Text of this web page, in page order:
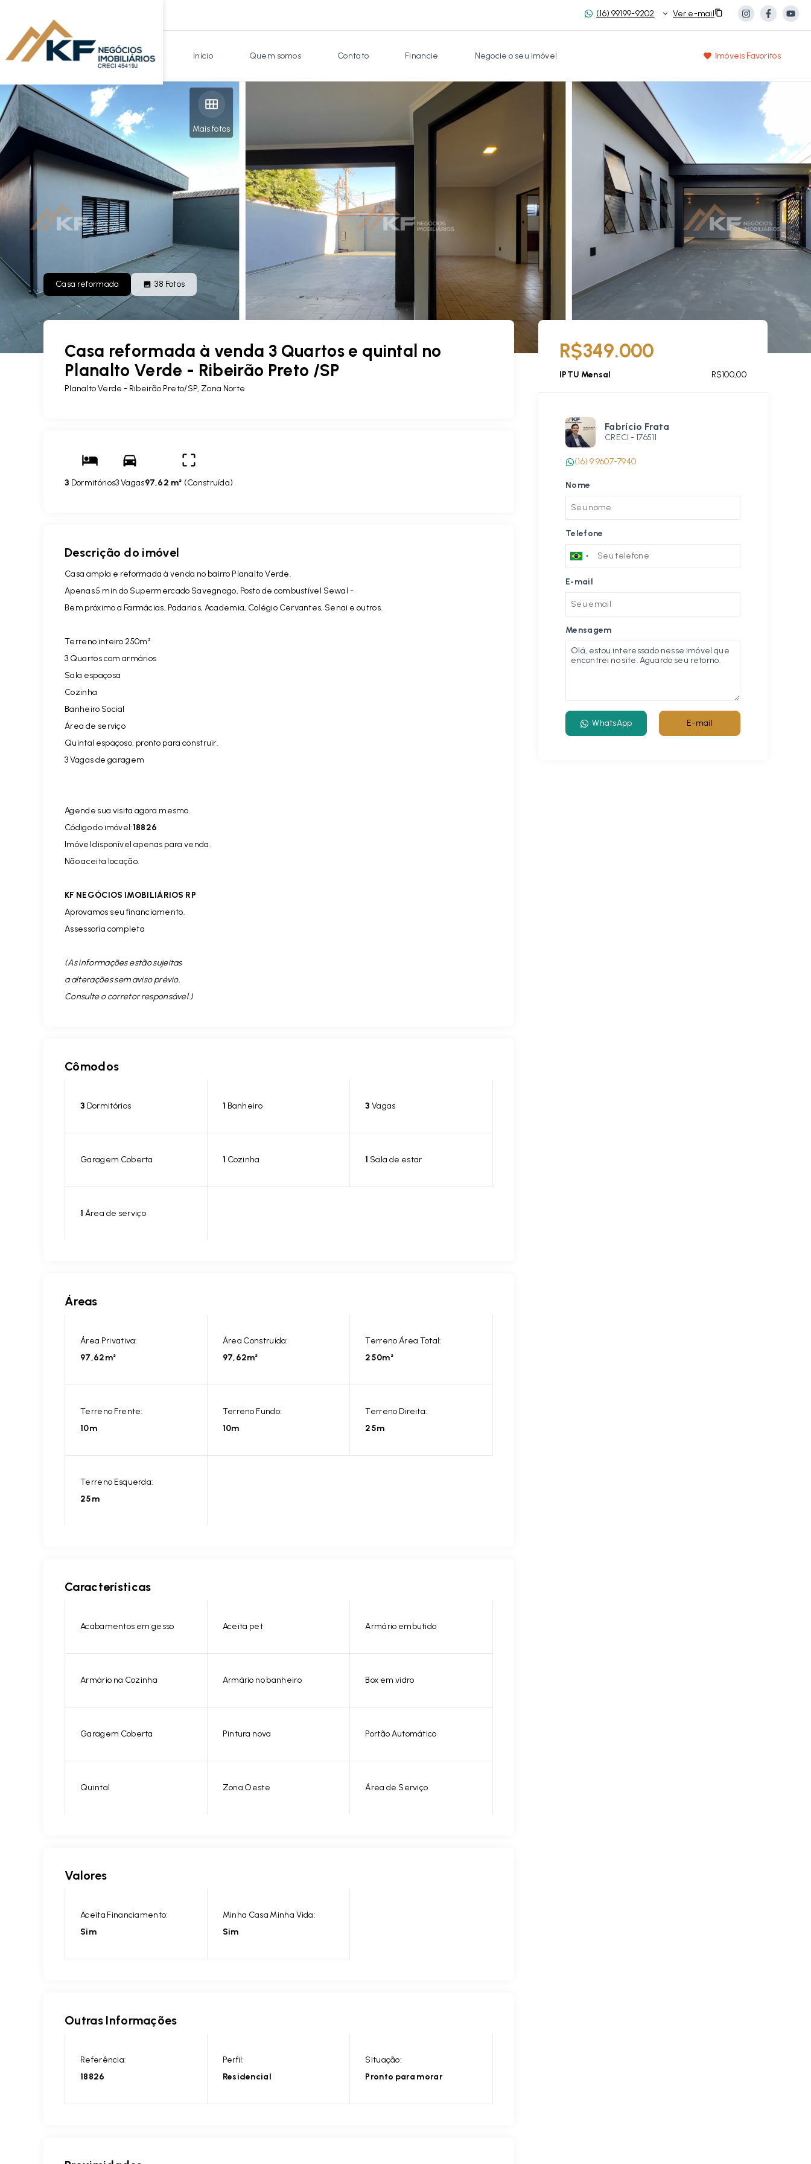
(16) 99199-9202 Ver e-mail
Início Quem somos Contato Financie Negocie o seu imóvel Imóveis Favoritos
Mais fotos
Casa reformada 38 Fotos
Casa reformada à venda 3 Quartos e quintal no
Planalto Verde - Ribeirão Preto /SP
Planalto Verde - Ribeirão Preto/SP, Zona Norte
3 Dormitórios3 Vagas97,62 m² (Construída)
Descrição do imóvel
Casa ampla e reformada à venda no bairro Planalto Verde.
Apenas 5 min do Supermercado Savegnago, Posto de combustível Sewal -
Bem próximo a Farmácias, Padarias, Academia, Colégio Cervantes, Senai e outros.
Terreno inteiro 250m²
3 Quartos com armários
Sala espaçosa
Cozinha
Banheiro Social
Área de serviço
Quintal espaçoso, pronto para construir.
3 Vagas de garagem
Agende sua visita agora mesmo.
Código do imóvel:18826
Imóvel disponível apenas para venda.
Não aceita locação.
KF NEGÓCIOS IMOBILIÁRIOS RP
Aprovamos seu financiamento.
Assessoria completa
(As informações estão sujeitas
a alterações sem aviso prévio.
Consulte o corretor responsável. )
Cômodos
3 Dormitórios 1 Banheiro 3 Vagas
Garagem Coberta 1 Cozinha 1 Sala de estar
1 Área de serviço
Áreas
Área Privativa:
97,62m²
Área Construída:
97,62m²
Terreno Área Total:
250m²
Terreno Frente:
10m
Terreno Fundo:
10m
Terreno Direita:
25m
Terreno Esquerda:
25m
Características
Acabamentos em gesso Aceita pet Armário embutido
Armário na Cozinha Armário no banheiro Box em vidro
Garagem Coberta Pintura nova Portão Automático
Quintal Zona Oeste Área de Serviço
Valores
Aceita Financiamento:
Sim
Minha Casa Minha Vida:
Sim
Outras Informações
Referência:
18826
Perfil:
Residencial
Situação:
Pronto para morar
R$349.000
IPTU Mensal R$100,00
Fabrício Frata
CRECI - 176511
(16) 9 9607-7940
Nome
Telefone
E-mail
Mensagem
WhatsApp E-mail